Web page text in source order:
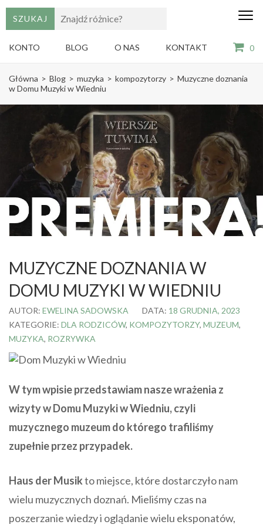
KONTO BLOG O NAS KONTAKT 0
to
(Press
Gry,
i
książki
dla
Główna > Blog > muzyka > kompozytorzy > Muzyczne doznania
w Domu Muzyki w Wiedniu
MUZYCZNE DOZNANIA W
DOMU MUZYKI W WIEDNIU
AUTOR: EWELINA SADOWSKA DATA: 18 GRUDNIA, 2023
KATEGORIE: DLA RODZICÓW, KOMPOZYTORZY, MUZEUM,
MUZYKA, ROZRYWKA
W tym wpisie przedstawiam nasze wrażenia z
wizyty w Domu Muzyki w Wiedniu, czyli
muzycznego muzeum do którego trafiliśmy
zupełnie przez przypadek.
Haus der Musikto miejsce, które dostarczyło nam
wielu muzycznych doznań. Mieliśmy czas na
poszerzanie wiedzy i oglądanie wielu eksponatów,